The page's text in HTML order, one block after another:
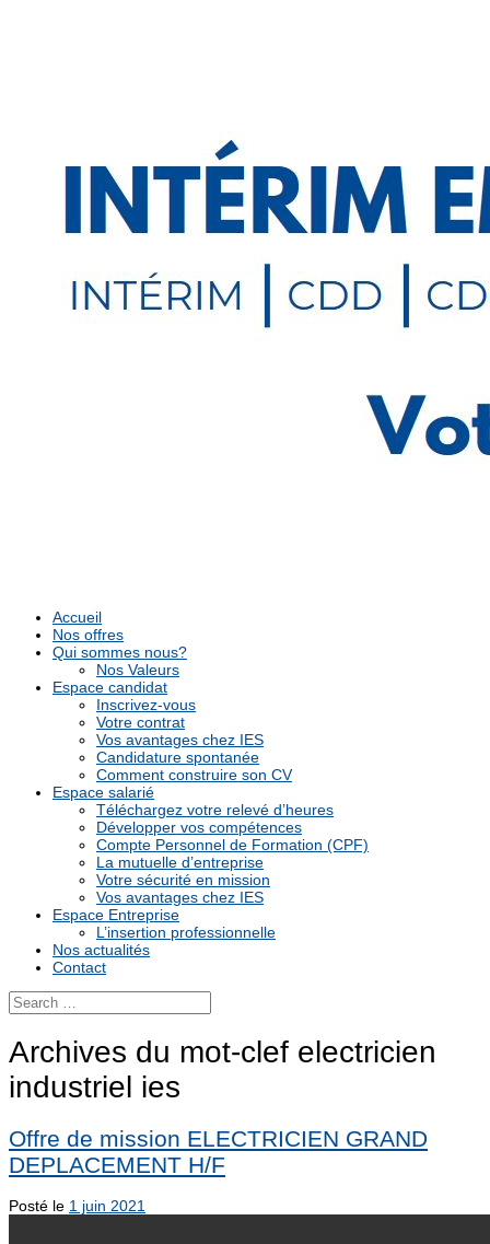
Accueil
Nos offres
Qui sommes nous?
Nos Valeurs
Espace candidat
Inscrivez-vous
Votre contrat
Vos avantages chez IES
Candidature spontanée
Comment construire son CV
Espace salarié
Téléchargez votre relevé d’heures
Développer vos compétences
Compte Personnel de Formation (CPF)
La mutuelle d’entreprise
Votre sécurité en mission
Vos avantages chez IES
Espace Entreprise
L’insertion professionnelle
Nos actualités
Contact
Archives du mot-clef electricien
industriel ies
Offre de mission ELECTRICIEN GRAND
DEPLACEMENT H/F
Posté le 1 juin 2021